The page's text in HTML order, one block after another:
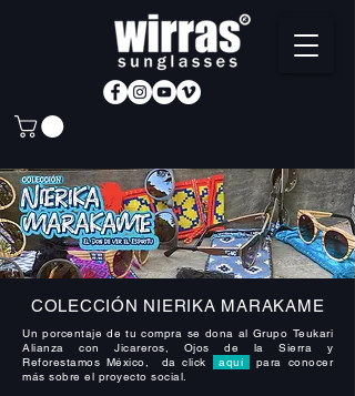
COLECCIÓN NIERIKA MARAKAME
Un porcentaje de tu compra se dona al Grupo Teukari
Alianza con Jicareros, Ojos de la Sierra y
Reforestamos México, da click
aquí
para conocer
más sobre el proyecto social.